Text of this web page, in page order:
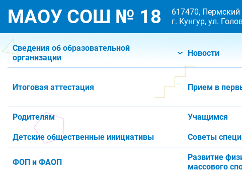
МАОУ СОШ № 18
617470, Пермский
г. Кунгур, ул.
Сведения об образовательной
организации
Новости
Итоговая аттестация Прием в
Родителям Учащимся
Детские общественные инициативы Советы
ФОП и ФАОП
Развитие
массового